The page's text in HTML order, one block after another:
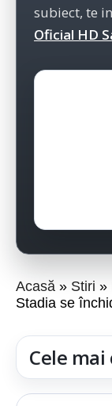
subiect, te
Oficial HD
Acasă Stiri
Stadia se
Cele